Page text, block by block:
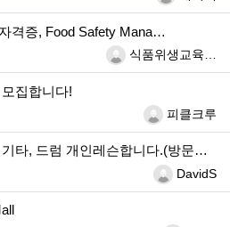
격증, Food Safety Mana…
등록자식품위생교육…
집합니다!
등록자피클크루
, 드럼 개인레슨합니다.(방문레슨…
등록자DavidS